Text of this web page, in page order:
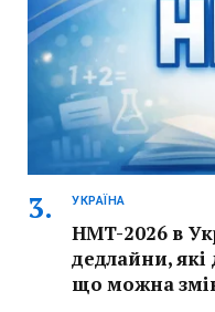
УКРАЇНА
НМТ-2026 в
дедлайни, які
що можна